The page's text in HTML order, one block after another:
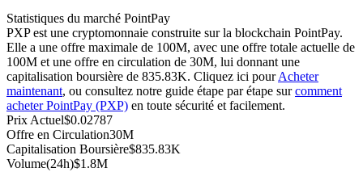
Copie de Trading
Statistiques du marché PointPay
PXP est une cryptomonnaie construite sur la blockchain PointPay.
Elle a une offre maximale de 100M, avec une offre totale actuelle de
100M et une offre en circulation de 30M, lui donnant une
capitalisation boursière de 835.83K. Cliquez ici pourAcheter
maintenant, ou consultez notre guide étape par étape surcomment
acheter PointPay (PXP) en toute sécurité et facilement.
Prix Actuel$0.02787
Offre en Circulation30M
Capitalisation Boursière$835.83K
Volume(24h)$1.8M